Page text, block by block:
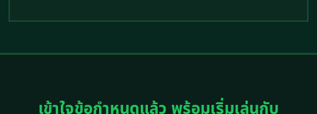
เข้าใจข้อกำหนดแล้ว พร้อมเริ่มเล่นกับ